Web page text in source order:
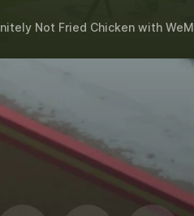
Not Fried Chickenwith